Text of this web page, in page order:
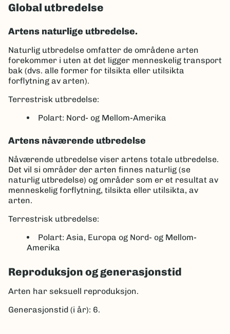
Global utbredelse
Artens naturlige utbredelse.
Naturlig utbredelse omfatter de områdene arten
forekommer i uten at det ligger menneskelig transport
bak (dvs. alle former for tilsikta eller utilsikta
forflytning av arten).
Terrestrisk utbredelse:
Polart: Nord- og Mellom-Amerika
Artens nåværende utbredelse
Nåværende utbredelse viser artens totale utbredelse.
Det vil si områder der arten finnes naturlig (se
naturlig utbredelse) og områder som er et resultat av
menneskelig forflytning, tilsikta eller utilsikta, av
arten.
Terrestrisk utbredelse:
Polart: Asia, Europa og Nord- og Mellom-
Amerika
Reproduksjon og generasjonstid
Arten har seksuell reproduksjon.
Generasjonstid (i år): 6.